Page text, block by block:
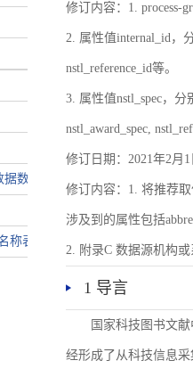
数据唯一标识符规则
称表
修订内容：1. process-
2. 属性值internal_id，
nstl_reference_id等。
3. 属性值nstl_spec，分
nstl_award_spec,
修订日期：2021年2月1
修订内容：1. 将推荐
涉及到的属性包括
2. 附录C 数据源机构或
1 导言
国家科技图书文
经形成了从科技信息